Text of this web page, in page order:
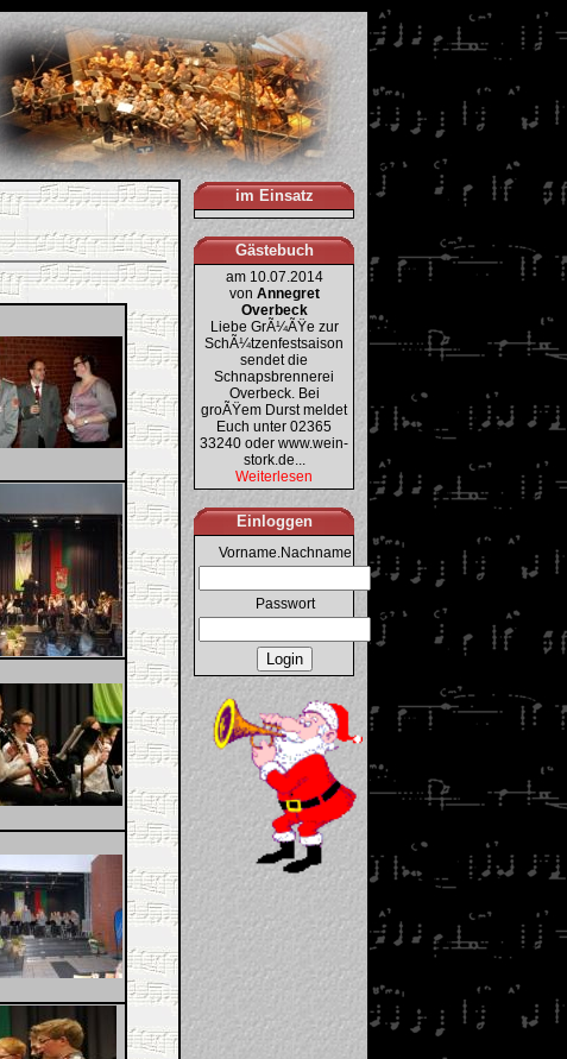
im Einsatz
Gästebuch
am 10.07.2014
von Annegret
Overbeck
Liebe GrÃ¼ÃŸe zur
SchÃ¼tzenfestsaison
sendet die
Schnapsbrennerei
Overbeck. Bei
groÃŸem Durst meldet
Euch unter 02365
33240 oder www.wein-
stork.de...
Weiterlesen
Einloggen
Vorname.Nachname
Passwort